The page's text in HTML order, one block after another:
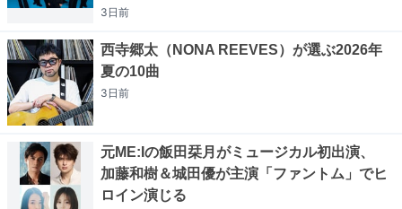
3日前
西寺郷太（NONA REEVES）が選ぶ2026年
夏の10曲
3日前
元ME:Iの飯田栞月がミュージカル初出演、
加藤和樹＆城田優が主演「ファントム」でヒ
ロイン演じる